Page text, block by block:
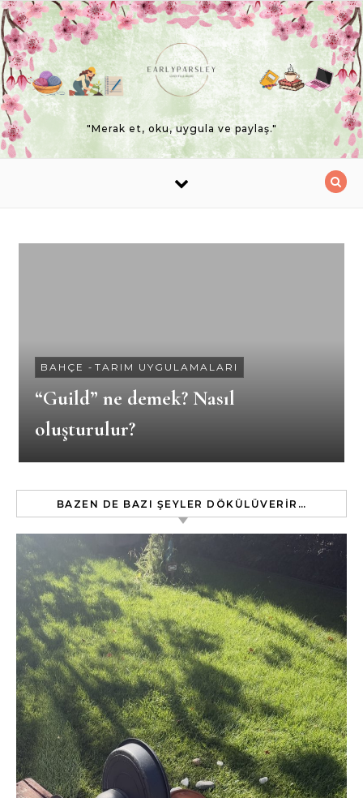
Skip to content
"Merak et, oku, uygula ve paylaş."
BAHÇE - TARIM UYGULAMALARI
“Guild” ne demek? Nasıl
oluşturulur?
BAZEN DE BAZI ŞEYLER DÖKÜLÜVERIR…